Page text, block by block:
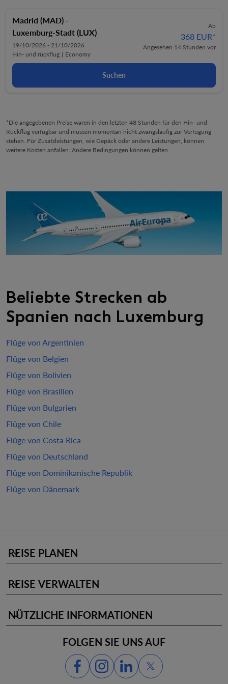
Madrid (MAD) -
Luxemburg-Stadt (LUX)
19/10/2026 - 21/10/2026
Hin- und rückflug | Economy
Ab
368 EUR*
Angesehen 14 Stunden vor
Suchen
*Die angegebenen Preise waren in den letzten 48 Stunden für den Hin- und
Rückflug verfügbar und müssen momentan nicht zwangsläufig zur Verfügung
stehen. Für Zusatzleistungen, wie Gepäck oder andere Leistungen, können
weitere Kosten anfallen. Andere Bedingungen können gelten.
Beliebte Strecken ab
Spanien nach Luxemburg
Flüge von Argentinien
Flüge von Belgien
Flüge von Bolivien
Flüge von Brasilien
Flüge von Bulgarien
Flüge von Chile
Flüge von Costa Rica
Flüge von Deutschland
Flüge von Dominikanische Republik
Flüge von Dänemark
REISE PLANEN
keyboard_arrow_down
REISE VERWALTEN
keyboard_arrow_down
NÜTZLICHE INFORMATIONEN
keyboard_arrow_down
FOLGEN SIE UNS AUF